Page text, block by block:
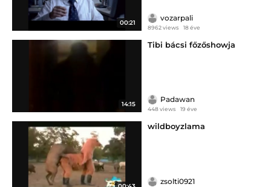
00:21
vozarpali
8962 views 18 éve
14:15
Tibi bácsi főzőshowja
Padawan
448 views 19 éve
wildboyzlama
zsolti0921